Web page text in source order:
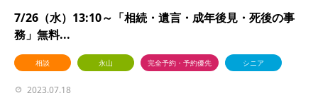
7/26（水）13:10～「相続・遺言・成年後見・死後の事
務」無料...
相談 永山 完全予約・予約優先 シニア
2023.07.18